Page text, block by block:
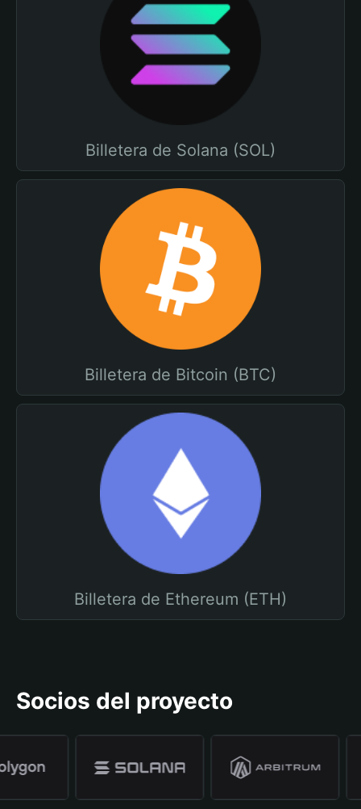
Billetera de Solana (SOL)
Billetera de Bitcoin (BTC)
Billetera de Ethereum (ETH)
Socios del proyecto